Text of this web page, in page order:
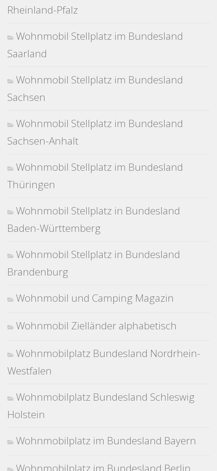
Rheinland-Pfalz
Wohnmobil Stellplatz im Bundesland
Saarland
Wohnmobil Stellplatz im Bundesland
Sachsen
Wohnmobil Stellplatz im Bundesland
Sachsen-Anhalt
Wohnmobil Stellplatz im Bundesland
Thüringen
Wohnmobil Stellplatz in Bundesland
Baden-Württemberg
Wohnmobil Stellplatz in Bundesland
Brandenburg
Wohnmobil und Camping Magazin
Wohnmobil Zielländer alphabetisch
Wohnmobilplatz Bundesland Nordrhein-
Westfalen
Wohnmobilplatz Bundesland Schleswig
Holstein
Wohnmobilplatz im Bundesland Bayern
Wohnmobilplatz im Bundesland Berlin